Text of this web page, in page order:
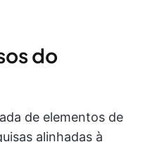
do
de elementos de
alinhadas à